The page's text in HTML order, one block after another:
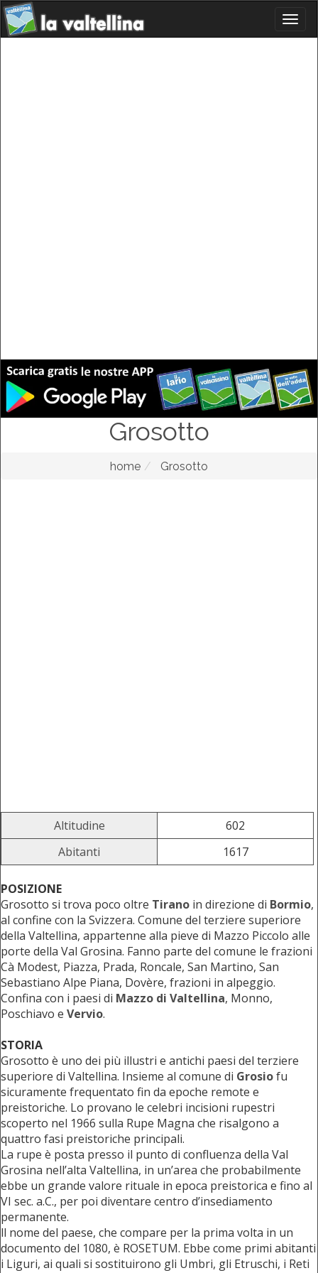
Grosotto
home Grosotto
Altitudine
602
Abitanti
1617
POSIZIONE
Grosotto si trova poco oltre Tirano in direzione di Bormio,
al confine con la Svizzera. Comune del terziere superiore
della Valtellina, appartenne alla pieve di Mazzo Piccolo alle
porte della Val Grosina. Fanno parte del comune le frazioni
Cà Modest, Piazza, Prada, Roncale, San Martino, San
Sebastiano Alpe Piana, Dovère, frazioni in alpeggio.
Confina con i paesi di Mazzo di Valtellina, Monno,
Poschiavo e Vervio.
STORIA
Grosotto è uno dei più illustri e antichi paesi del terziere
superiore di Valtellina. Insieme al comune di Grosiofu
sicuramente frequentato fin da epoche remote e
preistoriche. Lo provano le celebri incisioni rupestri
scoperto nel 1966 sulla Rupe Magna che risalgono a
quattro fasi preistoriche principali.
La rupe è posta presso il punto di confluenza della Val
Grosina nell’alta Valtellina, in un’area che probabilmente
ebbe un grande valore rituale in epoca preistorica e fino al
VI sec. a.C., per poi diventare centro d’insediamento
permanente.
ll nome del paese, che compare per la prima volta in un
documento del 1080, è ROSETUM. Ebbe come primi abitanti
i Liguri, ai quali si sostituirono gli Umbri, gli Etruschi, i Reti